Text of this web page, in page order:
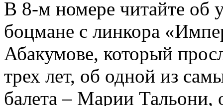
В 8-м номере читайте об
боцмане с линкора
Абакумове, который
трех лет, об одной из
балета – Марии